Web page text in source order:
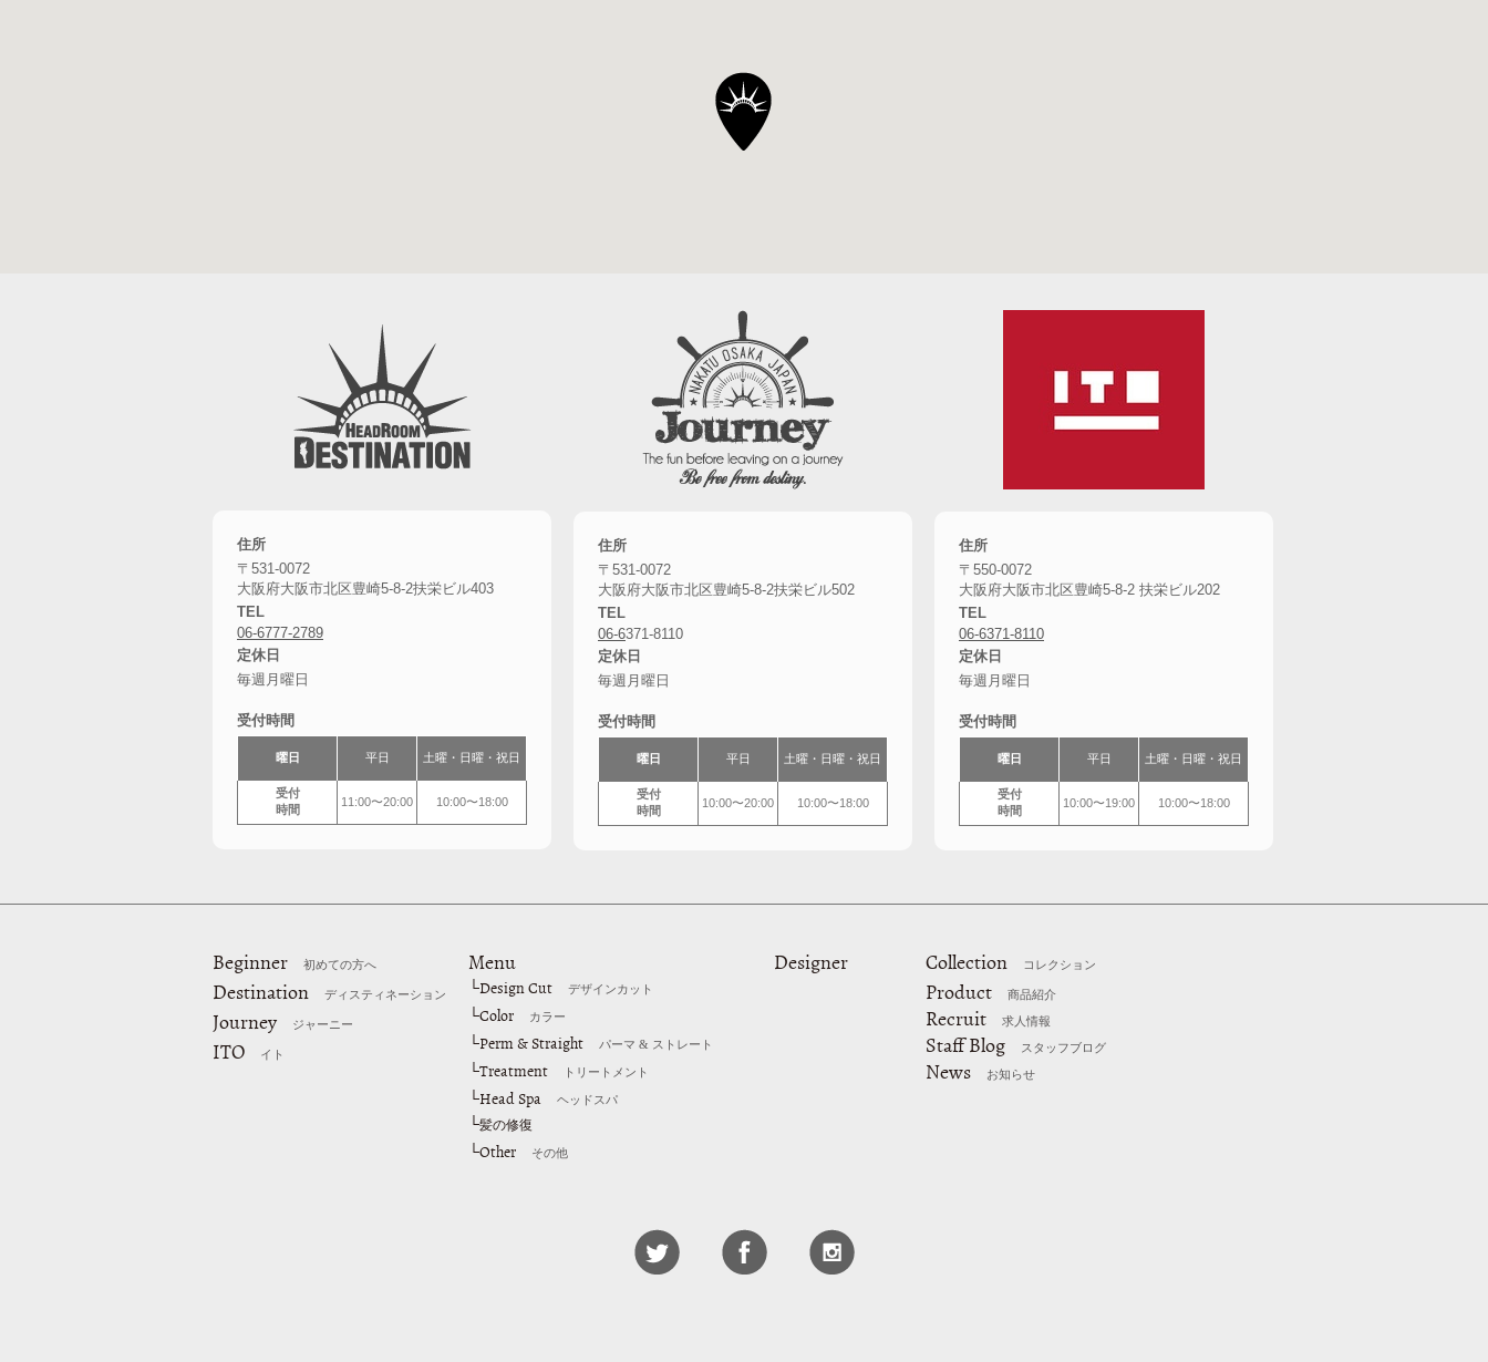
住所
〒531-0072
大阪府大阪市北区豊崎5-8-2扶栄ビル403
TEL
06-6777-2789
定休日
毎週月曜日
受付時間
曜日 平日 土曜・ 日曜・祝日
受付
時間
11:00〜20:00 10:00〜18:00
住所
〒531-0072
大阪府大阪市北区豊崎5-8-2扶栄ビル502
TEL
06-6371-8110
定休日
毎週月曜日
受付時間
曜日 平日 土曜・ 日曜・祝日
受付
時間
10:00〜20:00 10:00〜18:00
住所
〒550-0072
大阪府大阪市北区豊崎5-8-2 扶栄ビル202
TEL
06-6371-8110
定休日
毎週月曜日
受付時間
曜日 平日 土曜・日曜・祝日
受付
時間
10:00〜19:00 10:00〜18:00
Beginner 初めての方へ
Destination ディスティネーション
Journey ジャーニー
ITO イト
Menu
└Design Cut デザインカット
└Color カラー
└Perm & Straight パーマ & ストレート
└Treatment トリートメント
└Head Spa ヘッドスパ
└髪の修復
└Other その他
Designer Collection コレクション
Product 商品紹介
Recruit 求人情報
Staff Blog スタッフブログ
News お知らせ